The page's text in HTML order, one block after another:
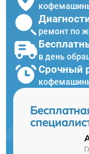
ремонт по
в день
Срочный